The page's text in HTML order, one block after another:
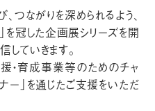
、つながりを深められるよう、
を冠した企画展シリーズを開
していきます。
・育成事業等のためのチャ
ナー」を通じたご支援をいただ